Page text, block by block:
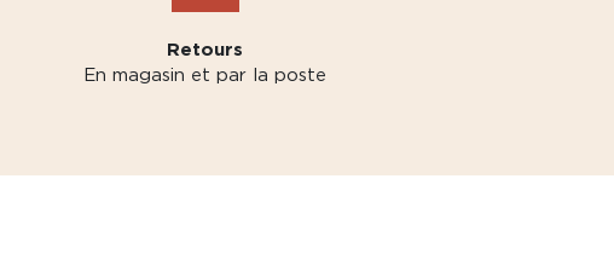
Retours
En magasin et par la poste